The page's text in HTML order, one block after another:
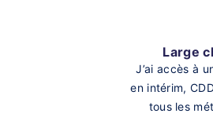
Large
J’ai accès à
en intérim,
tous les